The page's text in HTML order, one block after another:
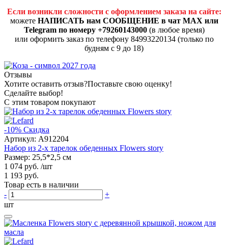
Если возникли сложности с оформлением заказа на сайте:
можете НАПИСАТЬ нам СООБЩЕНИЕ в чат MAX или
Telegram по номеру +79260143000(в любое время)
или оформить заказ по телефону 84993220134 (только по
будням с 9 до 18)
Отзывы
Хотите оставить отзыв?Поставьте свою оценку!
Сделайте выбор!
С этим товаром покупают
-10% Скидка
Артикул: A912204
Набор из 2-х тарелок обеденных Flowers story
Размер: 25,5*2,5 см
1 074 руб. /шт
1 193 руб.
Товар есть в наличии
-
+
шт